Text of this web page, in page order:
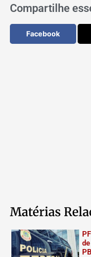
Compartilhe
Facebook
Matérias
PB